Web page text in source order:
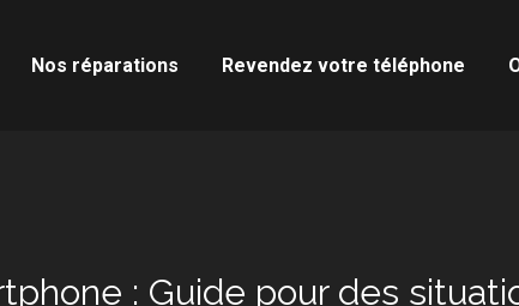
Nos réparations Revendez votre téléphone
: Guide pour des